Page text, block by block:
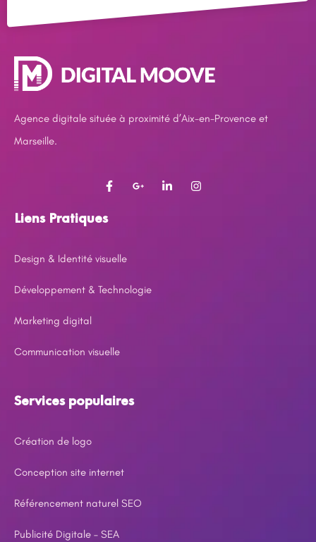
Agence digitale située à proximité d’Aix-en-Provence et
Marseille.
Liens Pratiques
Design & Identité visuelle
Développement & Technologie
Marketing digital
Communication visuelle
Services populaires
Création de logo
Conception site internet
Référencement naturel SEO
Publicité Digitale – SEA